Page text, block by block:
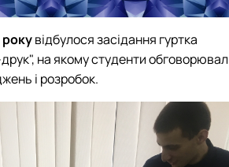
відбулося засідання гуртка
на якому студенти
і розробок.